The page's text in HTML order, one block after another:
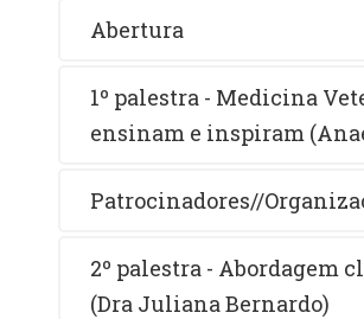
Abertura
1º palestra - Medicina
ensinam e inspiram
Patrocinadores//
2º palestra - Abordagem
(Dra Juliana Bernardo)